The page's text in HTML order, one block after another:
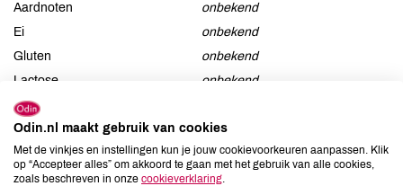
Aardnoten
onbekend
Ei
onbekend
Gluten
onbekend
Lactose
onbekend
Lupine
Mosterd
onbekend
Noten
onbekend
Schaaldieren
onbekend
Odin.nl maakt gebruik van cookies
Met de vinkjes en instellingen kun je jouw cookievoorkeuren aanpassen. Klik
op “Accepteer alles” om akkoord te gaan met het gebruik van alle cookies,
zoals beschreven in onze cookieverklaring